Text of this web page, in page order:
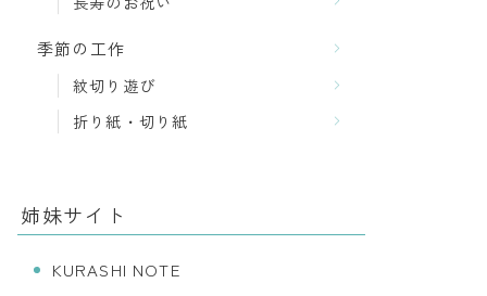
季節の工作
紋切り遊び
折り紙・切り紙
姉妹サイト
KURASHI NOTE